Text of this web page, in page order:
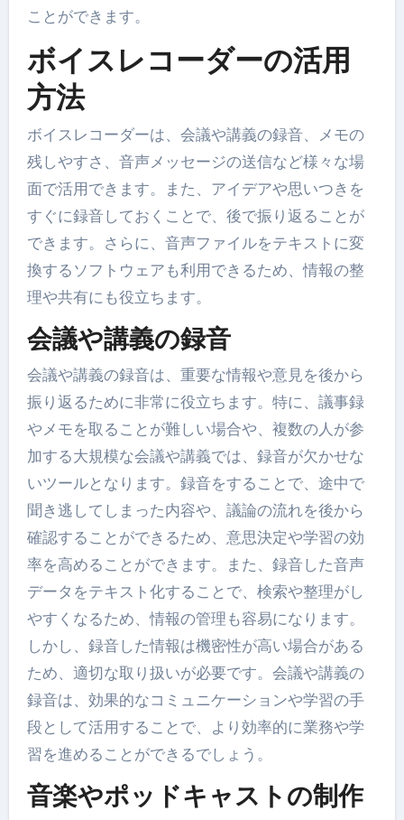
ことができます。
ボイスレコーダーの活用
方法
ボイスレコーダーは、会議や講義の録音、メモの
残しやすさ、音声メッセージの送信など様々な場
面で活用できます。また、アイデアや思いつきを
すぐに録音しておくことで、後で振り返ることが
できます。さらに、音声ファイルをテキストに変
換するソフトウェアも利用できるため、情報の整
理や共有にも役立ちます。
会議や講義の録音
会議や講義の録音は、重要な情報や意見を後から
振り返るために非常に役立ちます。特に、議事録
やメモを取ることが難しい場合や、複数の人が参
加する大規模な会議や講義では、録音が欠かせな
いツールとなります。録音をすることで、途中で
聞き逃してしまった内容や、議論の流れを後から
確認することができるため、意思決定や学習の効
率を高めることができます。また、録音した音声
データをテキスト化することで、検索や整理がし
やすくなるため、情報の管理も容易になります。
しかし、録音した情報は機密性が高い場合がある
ため、適切な取り扱いが必要です。会議や講義の
録音は、効果的なコミュニケーションや学習の手
段として活用することで、より効率的に業務や学
習を進めることができるでしょう。
音楽やポッドキャストの制作